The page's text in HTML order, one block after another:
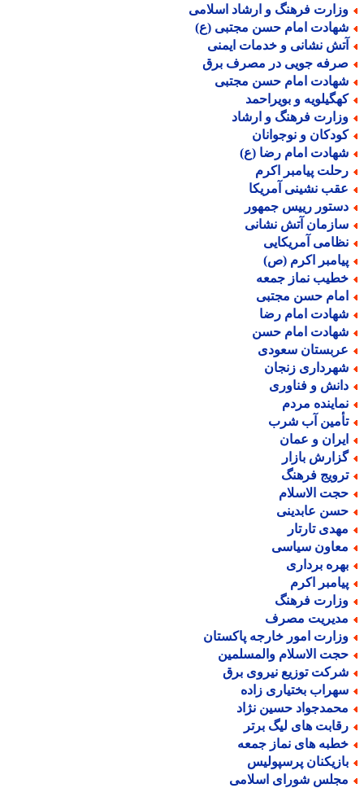
فرهنگ و ارشاد اسلامی
امام حسن مجتبی (ع)
نشانی و خدمات ایمنی
جویی در مصرف برق
امام حسن مجتبی
و بویراحمد
فرهنگ و ارشاد
و نوجوانان
امام رضا (ع)
پیامبر اکرم
نشینی آمریکا
رییس جمهور
آتش نشانی
آمریکایی
اکرم (ص)
نماز جمعه
حسن مجتبی
امام رضا
امام حسن
سعودی
زنجان
و فناوری
مردم
آب شرب
و عمان
بازار
فرهنگ
الاسلام
عابدینی
تارتار
سیاسی
برداری
اکرم
فرهنگ
مصرف
امور خارجه پاکستان
الاسلام والمسلمین
توزیع نیروی برق
بختیاری زاده
حسین نژاد
های لیگ برتر
های نماز جمعه
پرسپولیس
شورای اسلامی